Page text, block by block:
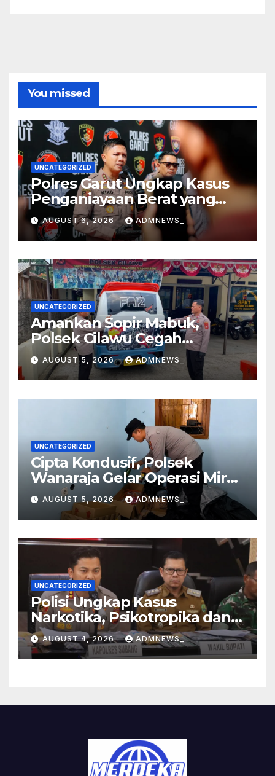
You missed
UNCATEGORIZED
Polres Garut Ungkap Kasus
Penganiayaan Berat yang
Mengakibatkan Korban
Meninggal Dunia
AUGUST 6, 2026 ADMNEWS_
UNCATEGORIZED
Amankan Sopir Mabuk,
Polsek Cilawu Cegah
Kecelakaan di Jalan Raya
Garut–Tasikmalaya
AUGUST 5, 2026 ADMNEWS_
UNCATEGORIZED
Cipta Kondusif, Polsek
Wanaraja Gelar Operasi Miras
di Wilayah Hukumnya
AUGUST 5, 2026 ADMNEWS_
UNCATEGORIZED
Polisi Ungkap Kasus
Narkotika, Psikotropika dan
Peredaran Obat- Obatan
Tanpa Izin Periode
pertengahan Juli 2026
AUGUST 4, 2026 ADMNEWS_